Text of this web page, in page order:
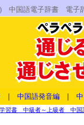
語) 中国語電子辞書
中国語発音編
習書 中級者～上級者 中国